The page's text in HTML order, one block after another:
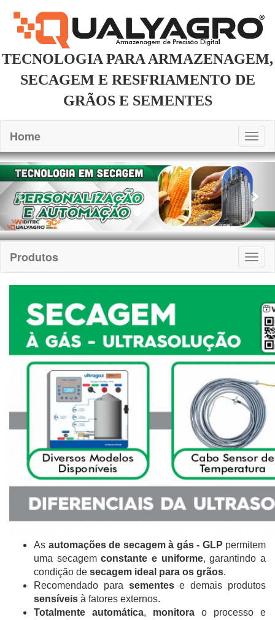
TECNOLOGIA PARA ARMAZENAGEM,
SECAGEM E RESFRIAMENTO DE
GRÃOS E SEMENTES
Home
Previous
Produtos
As automações de secagem à gás - GLP permitem
uma secagemconstante e uniforme, garantindo a
condição de secagem ideal para os grãos.
Recomendado para sementese demais produtos
sensíveis à fatores externos.
Totalmente automática, monitora o processo e